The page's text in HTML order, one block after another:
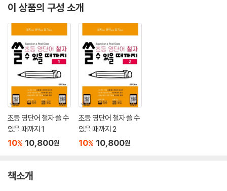
이 상품의 구성 소개
초등 영단어 철자 쓸 수
있을 때까지 1
10% 10,800원
초등 영단어 철자 쓸 수
있을 때까지 2
10% 10,800원
책소개